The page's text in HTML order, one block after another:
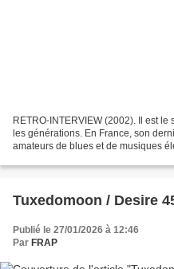
RETRO-INTERVIEW (2002). Il est
les générations. En France, son
amateurs de blues et de musiques
Tuxedomoon / Desire
Publié le 27/01/2026 à 12:46
Par FRAP